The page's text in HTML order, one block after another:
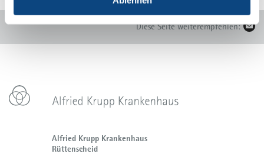
Diese Seite weiterempfehlen:
Alfried Krupp Krankenhaus
Rüttenscheid